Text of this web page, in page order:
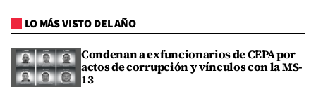
LO MÁS VISTO DEL AÑO
Condenan a exfuncionarios de CEPA por
actos de corrupción y vínculos con la MS-
13